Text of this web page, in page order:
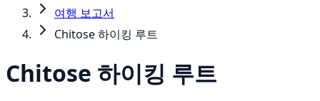
여행 보고서
Chitose 하이킹 루트
Chitose 하이킹 루트